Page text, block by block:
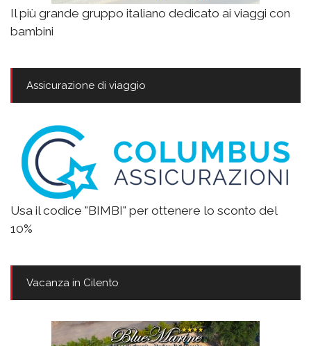
Il più grande gruppo italiano dedicato ai viaggi con
bambini
Assicurazione di viaggio
Usa il codice "BIMBI" per ottenere lo sconto del
10%
Vacanza in Cilento